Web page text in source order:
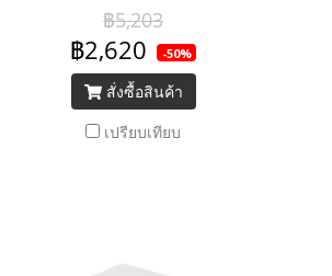
ทนทานต่อการใช้งานนั่งสบาย พร้อม
ฟังก์ชัน SOFT CLOSE ที่ เปิด-ปิดได้
อย่างนุ่มนวล ป้องกันการตกกระแทก
ได้ดี ให้คุณมั่นใจในความสะอาด
และความปลอดภัยมากยิ่งขึ้น เหมาะ
฿5,203
฿2,620 -50%
สั่งซื้อสินค้า
เปรียบเทียบ